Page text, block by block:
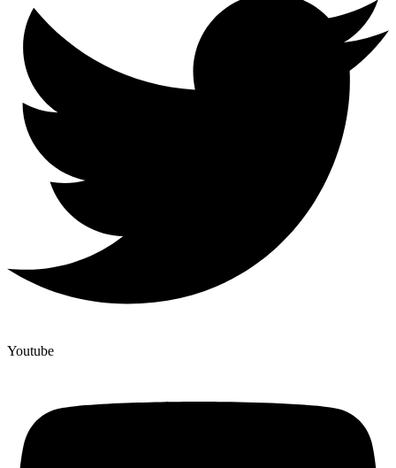
Youtube